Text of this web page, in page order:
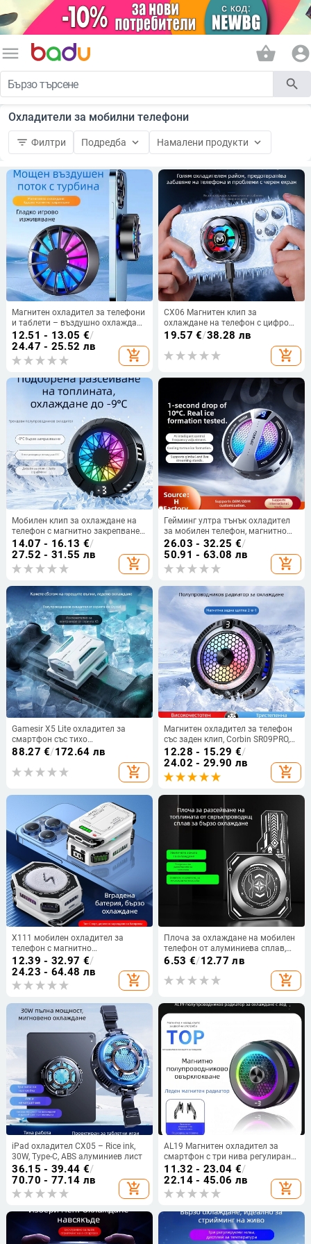
menu shopping_basket account_circle
search
Охладители за мобилни телефони
filter_list Филтри Подредба keyboard_arrow_down Намалени продукти keyboard_arrow_down
Магнитен охладител за телефони
и таблети – въздушно охлаждане
за игри, Материал:
ABS+PC+Силикагел+Сплав,
Съвместимост: Android, iPad
12.51 - 13.05 €/
24.47 - 25.52 лв
add_shopping_cart
CX06 Магнитен клип за
охлаждане на телефон с цифров
дисплей, 15W полупроводниково
охлаждаща плоча от ABS и сплав
19.57 €/38.28 лв
add_shopping_cart
Мобилен клип за охлаждане на
телефон с магнитно закрепване
– SR-018, 15W (5V 3A),
ABS+алюминиева сплав, USB-C,
64 г, за гейминг и стрийминг
14.07 - 16.13 €/
27.52 - 31.55 лв
add_shopping_cart
Гейминг ултра тънък охладител
за мобилен телефон, магнитно
закрепване, бързо охлаждане,
USB-C интерфейс, пластмасов
корпус, модел S2pro/S2/S3
26.03 - 32.25 €/
50.91 - 63.08 лв
add_shopping_cart
Gamesir X5 Lite охладител за
смартфон със тихо
полупроводниково охлаждане
88.27 €/172.64 лв
add_shopping_cart
Магнитен охладител за телефон
със заден клип, Corbin SR09PRO,
51 г, 15 Вт, USB-C
12.28 - 15.29 €/
24.02 - 29.90 лв
add_shopping_cart
X111 мобилен охладител за
телефон с магнитно
полупроводниково охлаждане,
батериен вариант, Type-C
интерфейс, 187 g
12.39 - 32.97 €/
24.23 - 64.48 лв
add_shopping_cart
Плоча за охлаждане на мобилен
телефон от алуминиева сплав,
магнитно прикрепяща се, за
6.53 €/12.77 лв
add_shopping_cart
iPad охладител CX05 – Rice ink,
30W, Type-C, ABS алуминиев лист
36.15 - 39.44 €/
70.70 - 77.14 лв
add_shopping_cart
AL19 Магнитен охладител за
смартфон с три нива регулиране,
15W, Type-C интерфейс, цифров
дисплей, тих режим
11.32 - 23.04 €/
22.14 - 45.06 лв
add_shopping_cart